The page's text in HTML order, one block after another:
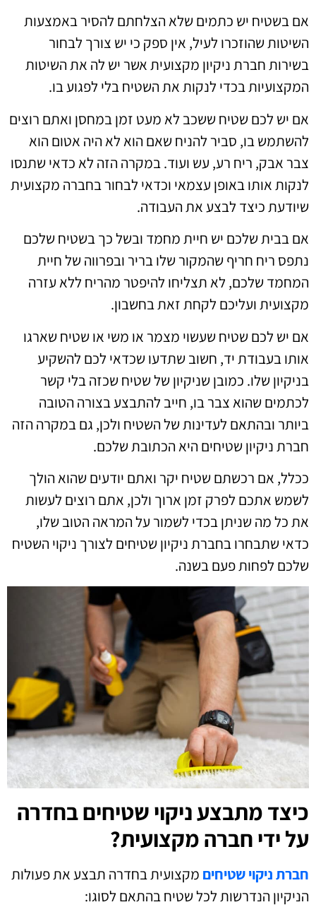
אם בשטיח יש כתמים שלא הצלחתם להסיר באמצעות
השיטות שהוזכרו לעיל, אין ספק כי יש צורך לבחור
בשירות חברת ניקיון מקצועית אשר יש לה את השיטות
המקצועיות בכדי לנקות את השטיח בלי לפגוע בו.
אם יש לכם שטיח ששכב לא מעט זמן במחסן ואתם רוצים
להשתמש בו, סביר להניח שאם הוא לא היה אטום הוא
צבר אבק, ריח רע, עש ועוד. במקרה הזה לא כדאי שתנסו
לנקות אותו באופן עצמאי וכדאי לבחור בחברה מקצועית
שיודעת כיצד לבצע את העבודה.
אם בבית שלכם יש חיית מחמד ובשל כך בשטיח שלכם
נתפס ריח חריף שהמקור שלו בריר ובפרווה של חיית
המחמד שלכם, לא תצליחו להיפטר מהריח ללא עזרה
מקצועית ועליכם לקחת זאת בחשבון.
אם יש לכם שטיח שעשוי מצמר או משי או שטיח שארגו
אותו בעבודת יד, חשוב שתדעו שכדאי לכם להשקיע
בניקיון שלו. כמובן שניקיון של שטיח שכזה בלי קשר
לכתמים שהוא צבר בו, חייב להתבצע בצורה הטובה
ביותר ובהתאם לעדינות של השטיח ולכן, גם במקרה הזה
חברת ניקיון שטיחים היא הכתובת שלכם.
ככלל, אם רכשתם שטיח יקר ואתם יודעים שהוא הולך
לשמש אתכם לפרק זמן ארוך ולכן, אתם רוצים לעשות
את כל מה שניתן בכדי לשמור על המראה הטוב שלו,
כדאי שתבחרו בחברת ניקיון שטיחים לצורך ניקוי השטיח
שלכם לפחות פעם בשנה.
כיצד מתבצע ניקוי שטיחים בחדרה
על ידי חברה מקצועית?
חברת ניקוי שטיחים מקצועית בחדרה תבצע את פעולות
הניקיון הנדרשות לכל שטיח בהתאם לסוגו: